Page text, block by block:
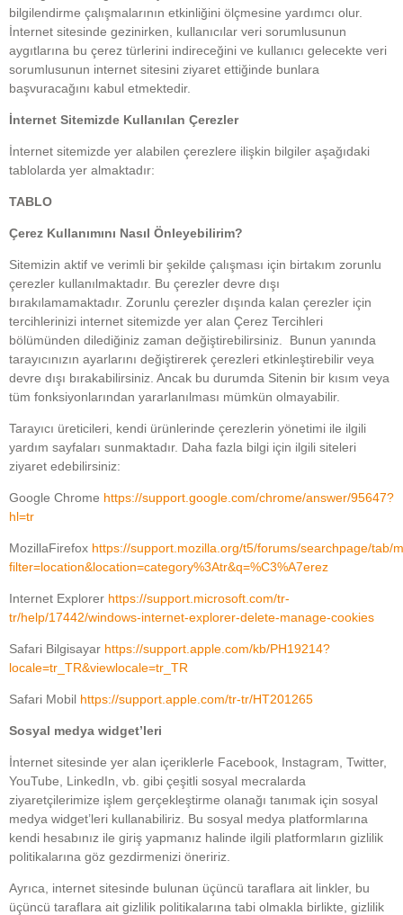
bilgilendirme çalışmalarının etkinliğini ölçmesine yardımcı olur.
İnternet sitesinde gezinirken, kullanıcılar veri sorumlusunun
aygıtlarına bu çerez türlerini indireceğini ve kullanıcı gelecekte veri
sorumlusunun internet sitesini ziyaret ettiğinde bunlara
başvuracağını kabul etmektedir.
İnternet Sitemizde Kullanılan Çerezler
İnternet sitemizde yer alabilen çerezlere ilişkin bilgiler aşağıdaki
tablolarda yer almaktadır:
TABLO
Çerez Kullanımını Nasıl Önleyebilirim?
Sitemizin aktif ve verimli bir şekilde çalışması için birtakım zorunlu
çerezler kullanılmaktadır. Bu çerezler devre dışı
bırakılamamaktadır. Zorunlu çerezler dışında kalan çerezler için
tercihlerinizi internet sitemizde yer alan Çerez Tercihleri
bölümünden dilediğiniz zaman değiştirebilirsiniz. Bunun yanında
tarayıcınızın ayarlarını değiştirerek çerezleri etkinleştirebilir veya
devre dışı bırakabilirsiniz. Ancak bu durumda Sitenin bir kısım veya
tüm fonksiyonlarından yararlanılması mümkün olmayabilir.
Tarayıcı üreticileri, kendi ürünlerinde çerezlerin yönetimi ile ilgili
yardım sayfaları sunmaktadır. Daha fazla bilgi için ilgili siteleri
ziyaret edebilirsiniz:
Google Chrome https://support.google.com/chrome/answer/95647?
hl=tr
MozillaFirefox https://support.mozilla.org/t5/forums/searchpage/tab/
filter=location&location=category%3Atr&q=%C3%A7erez
Internet Explorer https://support.microsoft.com/tr-
tr/help/17442/windows-internet-explorer-delete-manage-cookies
Safari Bilgisayar https://support.apple.com/kb/PH19214?
locale=tr_TR&viewlocale=tr_TR
Safari Mobil https://support.apple.com/tr-tr/HT201265
Sosyal medya widget’leri
İnternet sitesinde yer alan içeriklerle Facebook, Instagram, Twitter,
YouTube, LinkedIn, vb. gibi çeşitli sosyal mecralarda
ziyaretçilerimize işlem gerçekleştirme olanağı tanımak için sosyal
medya widget’leri kullanabiliriz. Bu sosyal medya platformlarına
kendi hesabınız ile giriş yapmanız halinde ilgili platformların gizlilik
politikalarına göz gezdirmenizi öneririz.
Ayrıca, internet sitesinde bulunan üçüncü taraflara ait linkler, bu
üçüncü taraflara ait gizlilik politikalarına tabi olmakla birlikte, gizlilik